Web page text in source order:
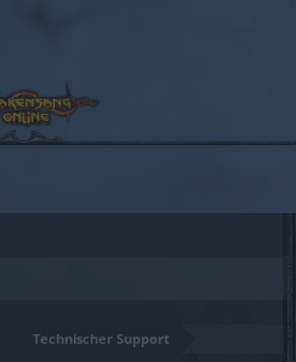
Technischer Support